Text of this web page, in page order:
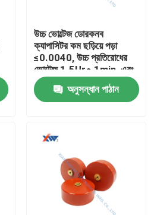
উচ্চ ভোল্টেজ ডোরকনব
ক্যাপাসিটর কম ছড়িয়ে পড়া
≤0.0040, উচ্চ প্রতিরোধের
ভোল্টেজ 1.5Ur● 1min, এবং
উচ্চ নিরোধক প্রতিরোধের
1.0×105MΩঅনুসন্ধান পাঠান